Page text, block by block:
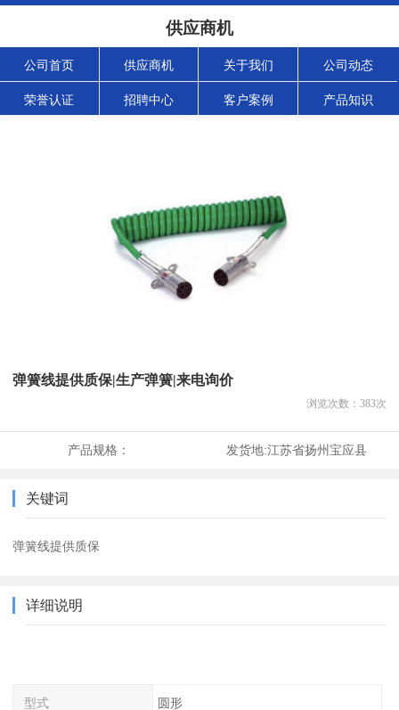
供应商机
公司首页 供应商机 关于我们 公司动态
荣誉认证 招聘中心 客户案例 产品知识
弹簧线提供质保|生产弹簧|来电询价
浏览次数： 383次
产品规格： 发货地:江苏省扬州宝应县
关键词
弹簧线提供质保
详细说明
型式 圆形